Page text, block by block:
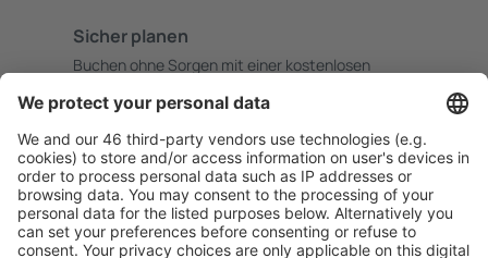
Sicher planen
Buchen ohne Sorgen mit einer kostenlosen
Mehr sparen
Attraktive Preise und Spezialangebote für eingeloggte
Benutzer.
Unterkünfte, die Sie mögen